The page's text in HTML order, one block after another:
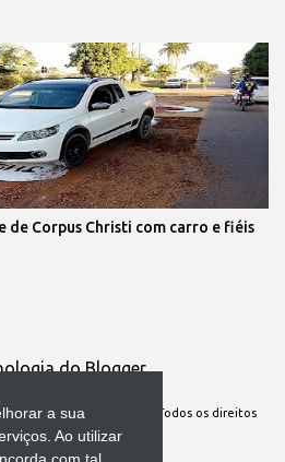
a sua
Ao utilizar
Corpus Christi com carro e fiéis
do Blogger
Senhora cuida de mim. Todos os direitos
reservados